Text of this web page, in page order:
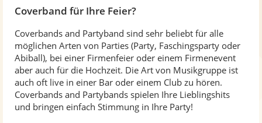
Coverband für Ihre Feier?
Coverbands and Partyband sind sehr beliebt für alle
möglichen Arten von Parties (Party, Faschingsparty oder
Abiball), bei einer Firmenfeier oder einem Firmenevent
aber auch für die Hochzeit. Die Art von Musikgruppe ist
auch oft live in einer Bar oder einem Club zu hören.
Coverbands and Partybands spielen Ihre Lieblingshits
und bringen einfach Stimmung in Ihre Party!